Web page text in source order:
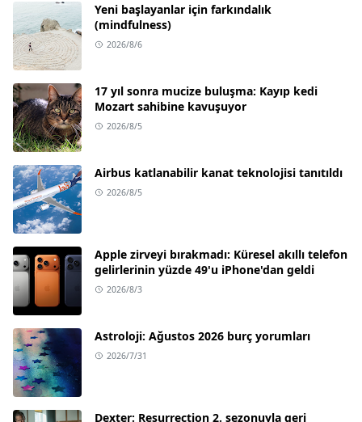
Yeni başlayanlar için farkındalık
(mindfulness)
2026/8/6
17 yıl sonra mucize buluşma: Kayıp kedi
Mozart sahibine kavuşuyor
2026/8/5
Airbus katlanabilir kanat teknolojisi tanıtıldı
2026/8/5
Apple zirveyi bırakmadı: Küresel akıllı telefon
gelirlerinin yüzde 49'u iPhone'dan geldi
2026/8/3
Astroloji: Ağustos 2026 burç yorumları
2026/7/31
Dexter: Resurrection 2. sezonuyla geri